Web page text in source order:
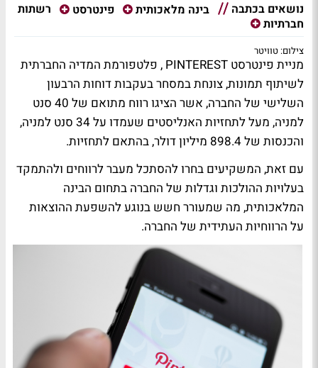
נושאים בכתבה בינה מלאכותית פינטרסט
רשתות
חברתיות
צילום: טוויטר
מניית פינטרסט PINTEREST , פלטפורמת המדיה החברתית
לשיתוף תמונות, צונחת במסחר בעקבות דוחות הרבעון
השלישי של החברה, אשר הציגו רווח מתואם של 40 סנט
למניה, מעל לתחזיות האנליסטים שעמדו על 34 סנט למניה,
והכנסות של 898.4 מיליון דולר, בהתאם לתחזיות.
עם זאת, המשקיעים בחרו להסתכל מעבר לרווחים ולהתמקד
בעלויות ההולכות וגדלות של החברה בתחום הבינה
המלאכותית, מה שמעורר חשש בנוגע להשפעת ההוצאות
על הרווחיות העתידית של החברה.